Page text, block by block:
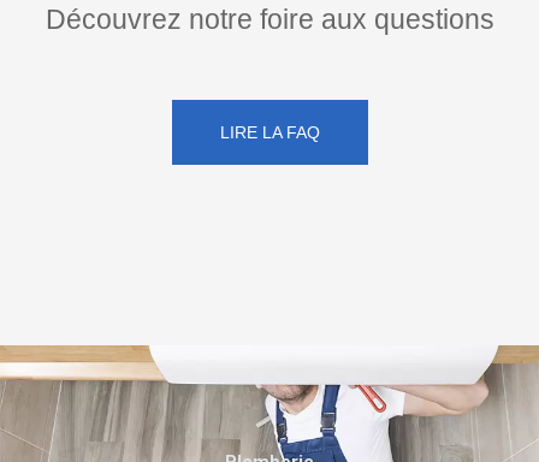
Découvrez notre foire aux questions
LIRE LA FAQ